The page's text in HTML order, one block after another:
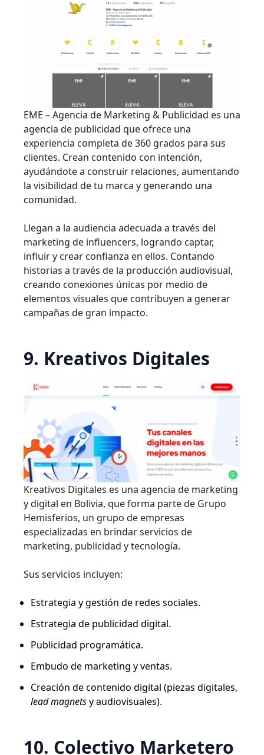
EME – Agencia de Marketing & Publicidad es una
agencia de publicidad que ofrece una
experiencia completa de 360 grados para sus
clientes. Crean contenido con intención,
ayudándote a construir relaciones, aumentando
la visibilidad de tu marca y generando una
comunidad.
Llegan a la audiencia adecuada a través del
marketing de influencers, logrando captar,
influir y crear confianza en ellos. Contando
historias a través de la producción audiovisual,
creando conexiones únicas por medio de
elementos visuales que contribuyen a generar
campañas de gran impacto.
9. Kreativos Digitales
Kreativos Digitales es una agencia de marketing
y digital en Bolivia, que forma parte de Grupo
Hemisferios, un grupo de empresas
especializadas en brindar servicios de
marketing, publicidad y tecnología.
Sus servicios incluyen:
Estrategia y gestión de redes sociales.
Estrategia de publicidad digital.
Publicidad programática.
Embudo de marketing y ventas.
Creación de contenido digital (piezas digitales,
lead magnetsy audiovisuales).
10. Colectivo Marketero